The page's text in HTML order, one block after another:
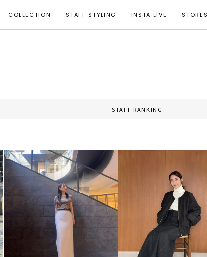
COLLECTION STAFF STYLING INSTA LIVE STORES
STAFF RANKING